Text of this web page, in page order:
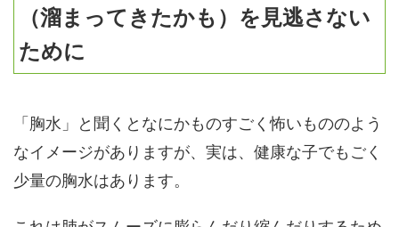
（溜まってきたかも）を見逃さない
ために
「胸水」と聞くとなにかものすごく怖いもののよう
なイメージがありますが、実は、健康な子でもごく
少量の胸水はあります。